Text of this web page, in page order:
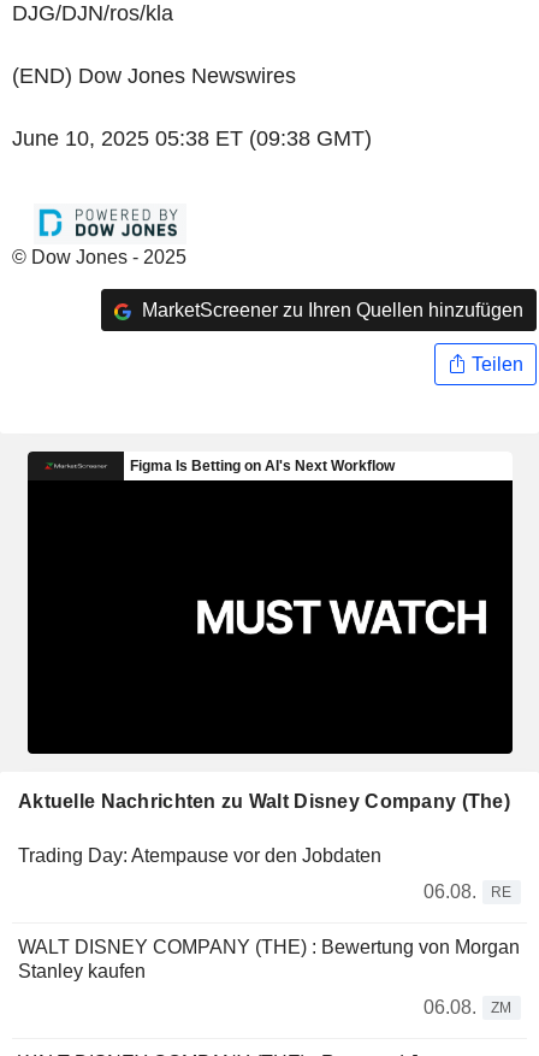
DJG/DJN/ros/kla
(END) Dow Jones Newswires
June 10, 2025 05:38 ET (09:38 GMT)
© Dow Jones - 2025
MarketScreener zu Ihren Quellen hinzufügen
Teilen
Aktuelle Nachrichten zu Walt Disney Company (The)
Trading Day: Atempause vor den Jobdaten
06.08.
RE
WALT DISNEY COMPANY (THE) : Bewertung von Morgan
Stanley kaufen
06.08.
ZM